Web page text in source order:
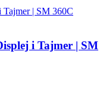
i Tajmer | SM